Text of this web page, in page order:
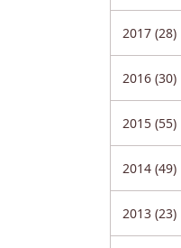
2017 (28)
2016 (30)
2015 (55)
2014 (49)
2013 (23)